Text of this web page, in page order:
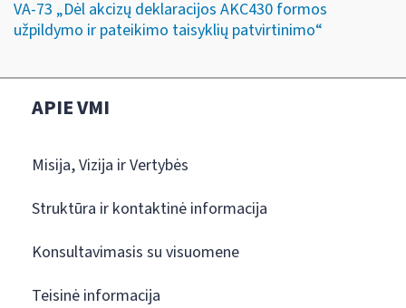
VA-73 „Dėl akcizų deklaracijos AKC430 formos
užpildymo ir pateikimo taisyklių patvirtinimo“
APIE VMI
Misija, Vizija ir Vertybės
Struktūra ir kontaktinė informacija
Konsultavimasis su visuomene
Teisinė informacija